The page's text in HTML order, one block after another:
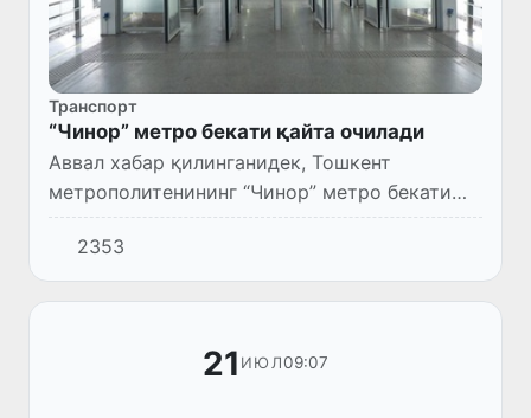
Транспорт
“Чинор” метро бекати қайта очилади
Аввал хабар қилинганидек, Тошкент
метрополитенининг “Чинор” метро бекати
йўловчилар учун янада қулай ва замонавий
инфратузилма яратиш ҳамда реконструкция
ишларини амалга ошириш мақ...
2353
21 ИЮЛ09:07